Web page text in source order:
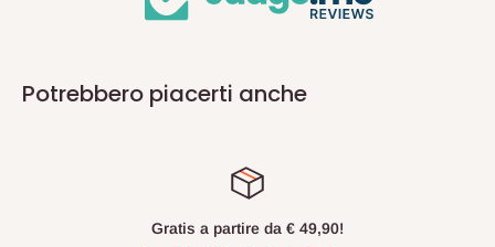
Potrebbero piacerti anche
Gratis a partire da € 49,90!